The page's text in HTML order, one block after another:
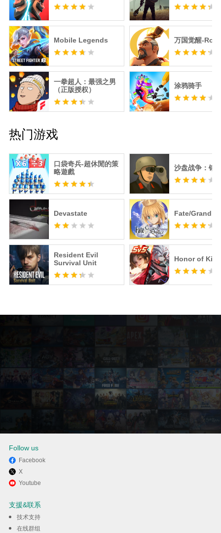
Mobile Legends 万国觉醒-RoK
一拳超人：最强之男
（正版授权）
涂鸦骑手
热门游戏
口袋奇兵-超休閒的策
略遊戲
Devastate
Resident Evil
Survival Unit
沙盘战争：钢
Fate/Grand
Honor of
通过逍遥在电脑上享受灵魂冲击 :
Follow us
Facebook
X
Youtube
支援&联系
技术支持
在线群组